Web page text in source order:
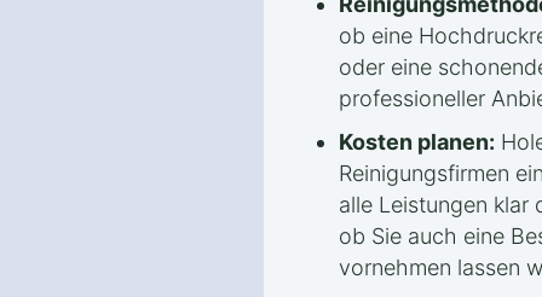
ob eine
oder eine
professioneller
Kosten planen:
Reinigungsfirmen
alle Leistungen klar
ob Sie auch eine
vornehmen lassen